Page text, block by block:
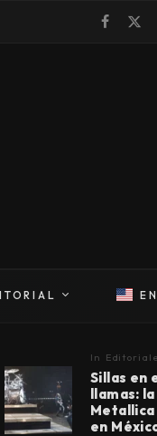
EN
In
Sillas en
llamas:
en